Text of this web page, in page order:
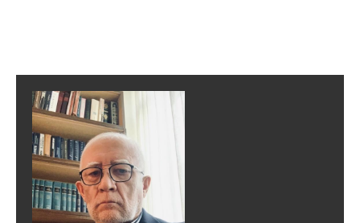
Post navigation